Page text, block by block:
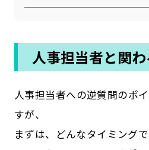
人事担当者と関
人事担当者への逆質問のポ
すが、
まずは、どんなタイミング